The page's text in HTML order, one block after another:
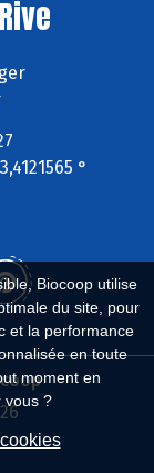
Biocoop utilise
du site, pour
et la performance
en toute
moment en
vous ?
°